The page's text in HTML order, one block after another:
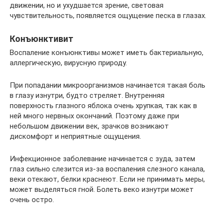
движении, но и ухудшается зрение, световая
чувствительность, появляется ощущение песка в глазах.
Конъюнктивит
Воспаление конъюнктивы может иметь бактериальную,
аллергическую, вирусную природу.
При попадании микроорганизмов начинается такая боль
в глазу изнутри, будто стреляет. Внутренняя
поверхность глазного яблока очень хрупкая, так как в
ней много нервных окончаний. Поэтому даже при
небольшом движении век, зрачков возникают
дискомфорт и неприятные ощущения.
Инфекционное заболевание начинается с зуда, затем
глаз сильно слезится из-за воспаления слезного канала,
веки отекают, белки краснеют. Если не принимать меры,
может выделяться гной. Болеть веко изнутри может
очень остро.